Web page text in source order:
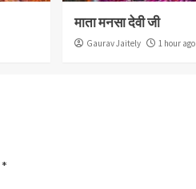
माता मनसा देवी जी
Gaurav Jaitely 1 hour ago
*